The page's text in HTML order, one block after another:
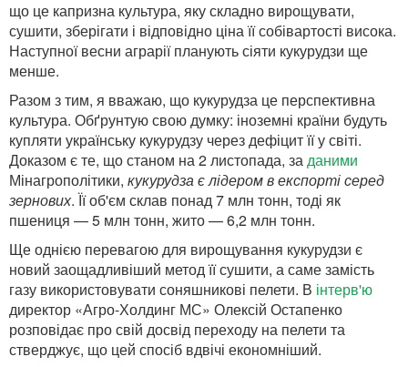
що це капризна культура, яку складно вирощувати,
сушити, зберігати і відповідно ціна її собівартості висока.
Наступної весни аграрії планують сіяти кукурудзи ще
менше.
Разом з тим, я вважаю, що кукурудза це перспективна
культура. Обґрунтую свою думку: іноземні країни будуть
купляти українську кукурудзу через дефіцит її у світі.
Доказом є те, що станом на 2 листопада, заданими
Мінагрополітики, кукурудза є лідером в експорті серед
зернових. Її об'єм склав понад 7 млн тонн, тоді як
пшениця — 5 млн тонн, жито — 6,2 млн тонн.
Ще однією перевагою для вирощування кукурудзи є
новий заощадливіший метод її сушити, а саме замість
газу використовувати соняшникові пелети. В інтерв'ю
директор «Агро-Холдинг МС» Олексій Остапенко
розповідає про свій досвід переходу на пелети та
стверджує, що цей спосіб вдвічі економніший.